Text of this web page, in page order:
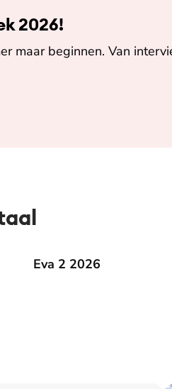
2026!
maar beginnen. Van
Eva 2 2026